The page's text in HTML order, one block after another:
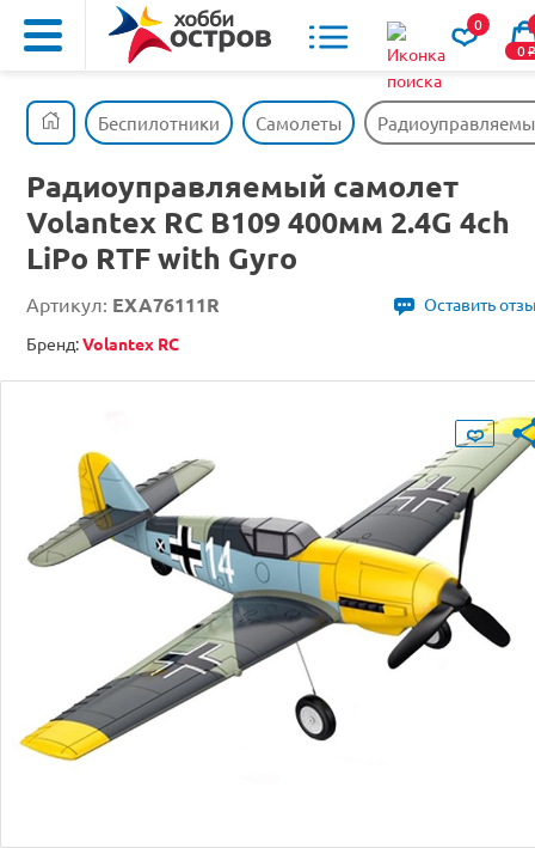
0
0o
Беспилотники Самолеты
Радиоуправляемый самолет
Volantex RC B109 400мм 2.4G 4ch
LiPo RTF with Gyro
Артикул: EXA76111R
Оставить
Бренд:Volantex RC